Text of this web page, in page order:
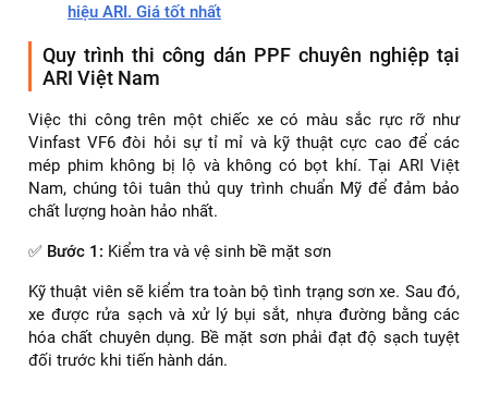
hiệu ARI. Giá tốt nhất
Quy trình thi công dán PPF chuyên nghiệp tại
ARI Việt Nam
Việc thi công trên một chiếc xe có màu sắc rực rỡ như
Vinfast VF6 đòi hỏi sự tỉ mỉ và kỹ thuật cực cao để các
mép phim không bị lộ và không có bọt khí. Tại ARI Việt
Nam, chúng tôi tuân thủ quy trình chuẩn Mỹ để đảm bảo
chất lượng hoàn hảo nhất.
✅ Bước 1: Kiểm tra và vệ sinh bề mặt sơn
Kỹ thuật viên sẽ kiểm tra toàn bộ tình trạng sơn xe. Sau đó,
xe được rửa sạch và xử lý bụi sắt, nhựa đường bằng các
hóa chất chuyên dụng. Bề mặt sơn phải đạt độ sạch tuyệt
đối trước khi tiến hành dán.